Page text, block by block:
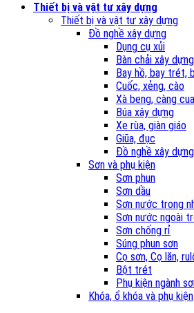
Thiết bị và vật tư xây dựng
Thiết bị và vật tư xây dựng
Đồ nghề xây dựng
Dụng cụ xủi
Bàn chải xây dựng
Bay hồ, bay trét,
Cuốc, xẻng, cào
Xà beng, càng cua
Búa xây dựng
Xe rùa, giàn giáo
Giũa, đục
Đồ nghề xây
Sơn và phụ kiện
Sơn phun
Sơn dầu
Sơn nước trong
Sơn nước ngoài
Sơn chống rỉ
Súng phun sơn
Cọ sơn, Cọ lăn,
Bột trét
Phụ kiện ngành
Khóa, ổ khóa và phụ kiện